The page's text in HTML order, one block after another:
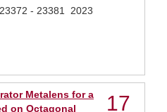
- 23381 2023
Metalens for a
on Octagonal
17